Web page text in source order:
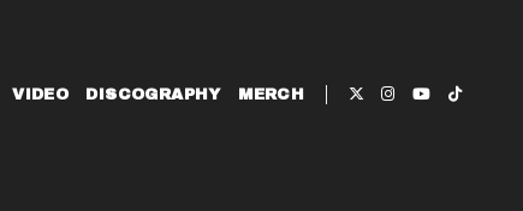
VIDEO DISCOGRAPHY MERCH